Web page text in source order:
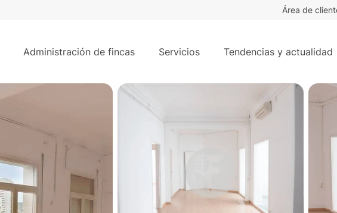
Área de
Administración de fincas Servicios Tendencias y actualidad